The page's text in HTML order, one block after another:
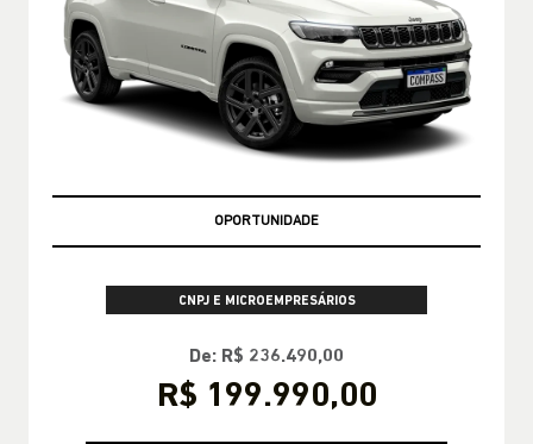
OPORTUNIDADE
CNPJ E MICROEMPRESÁRIOS
De: R$ 236.490,00
R$ 199.990,00